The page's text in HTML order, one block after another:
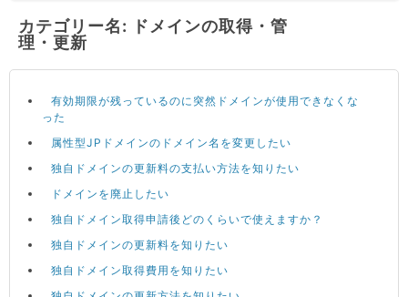
カテゴリー名: ドメインの取得・管
理・更新
有効期限が残っているのに突然ドメインが使用できなくな
った
属性型JPドメインのドメイン名を変更したい
独自ドメインの更新料の支払い方法を知りたい
ドメインを廃止したい
独自ドメイン取得申請後どのくらいで使えますか？
独自ドメインの更新料を知りたい
独自ドメイン取得費用を知りたい